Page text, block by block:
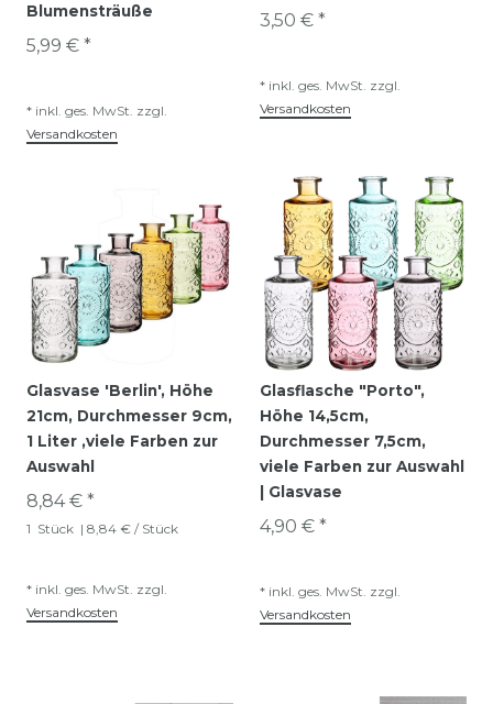
Blumensträuße
5,99 € *
* inkl. ges. MwSt. zzgl.
Versandkosten
3,50 € *
* inkl. ges. MwSt. zzgl.
Versandkosten
Glasvase 'Berlin', Höhe
21cm, Durchmesser 9cm,
1 Liter ,viele Farben zur
Auswahl
8,84 € *
1 Stück | 8,84 € / Stück
* inkl. ges. MwSt. zzgl.
Versandkosten
Glasflasche "Porto",
Höhe 14,5cm,
Durchmesser 7,5cm,
viele Farben zur Auswahl
| Glasvase
4,90 € *
* inkl. ges. MwSt. zzgl.
Versandkosten